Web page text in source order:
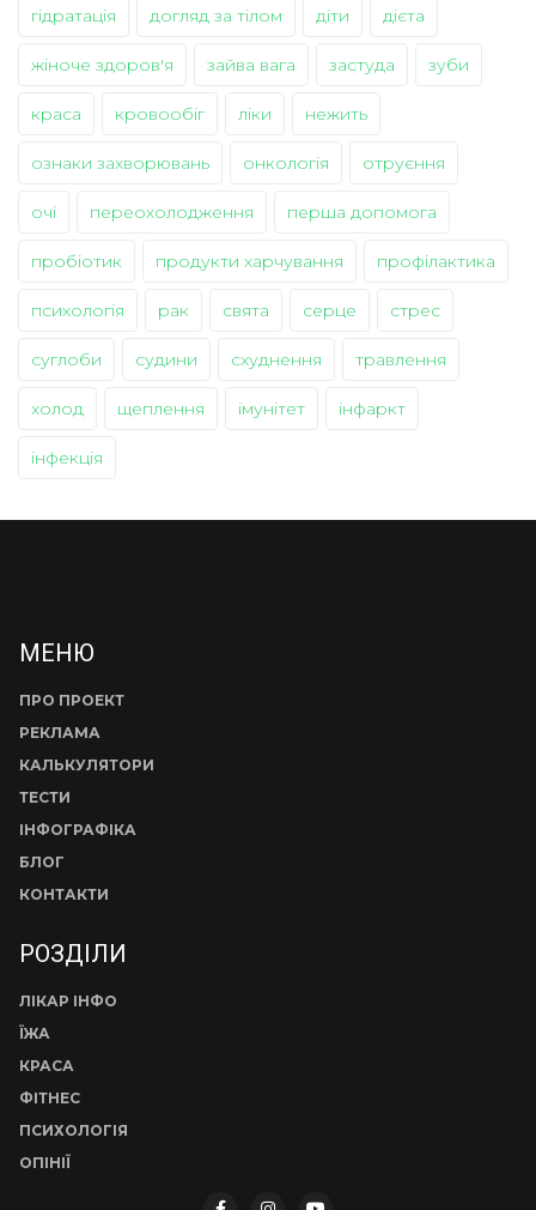
гідратація догляд за тілом діти дієта
жіноче здоров'я зайва вага застуда зуби
краса кровообіг ліки нежить
ознаки захворювань онкологія отруєння
очі переохолодження перша допомога
пробіотик продукти харчування профілактика
психологія рак свята серце стрес
суглоби судини схуднення травлення
холод щеплення імунітет інфаркт
інфекція
МЕНЮ
ПРО ПРОЕКТ
РЕКЛАМА
КАЛЬКУЛЯТОРИ
ТЕСТИ
ІНФОГРАФІКА
БЛОГ
КОНТАКТИ
РОЗДІЛИ
ЛІКАР ІНФО
ЇЖА
КРАСА
ФІТНЕС
ПСИХОЛОГІЯ
ОПІНІЇ